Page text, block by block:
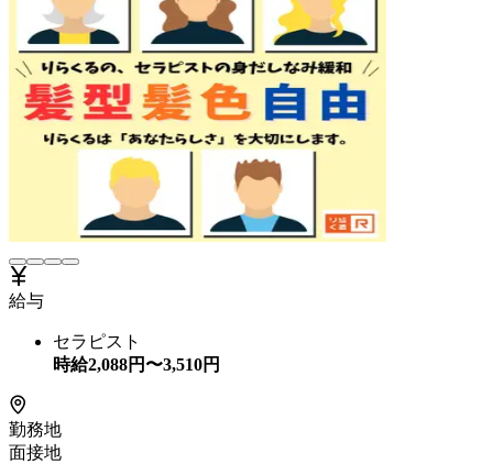
給与
セラピスト
時給2,088円〜3,510円
勤務地
面接地